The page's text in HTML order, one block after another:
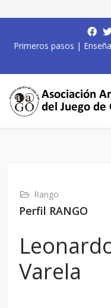
Primeros pasos |
Rango
Perfil RANGO
Varela